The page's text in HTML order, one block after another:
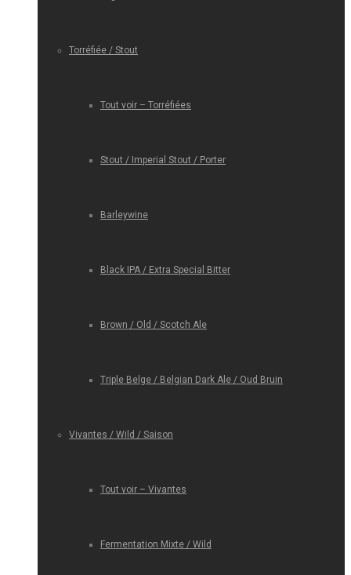
Torréfiée / Stout
Tout voir – Torréfiées
Stout / Imperial Stout / Porter
Barleywine
Black IPA / Extra Special Bitter
Brown / Old / Scotch Ale
Triple Belge / Belgian Dark Ale / Oud Bruin
Vivantes / Wild / Saison
Tout voir – Vivantes
Fermentation Mixte / Wild